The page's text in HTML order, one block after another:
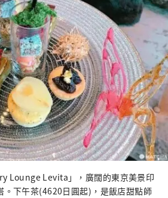
Lounge Levita」，廣闊的東京美景印
。下午茶(4620日圓起)，是飯店甜點師